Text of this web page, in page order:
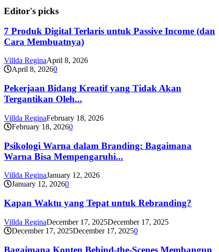
Editor's picks
7 Produk Digital Terlaris untuk Passive Income (dan
Cara Membuatnya)
Villda ReginaApril 8, 2026
April 8, 20260
Pekerjaan Bidang Kreatif yang Tidak Akan
Tergantikan Oleh...
Villda ReginaFebruary 18, 2026
February 18, 20260
Psikologi Warna dalam Branding: Bagaimana
Warna Bisa Mempengaruhi...
Villda ReginaJanuary 12, 2026
January 12, 20260
Kapan Waktu yang Tepat untuk Rebranding?
Villda ReginaDecember 17, 2025December 17, 2025
December 17, 2025December 17, 20250
Bagaimana Konten Behind-the-Scenes Membangun